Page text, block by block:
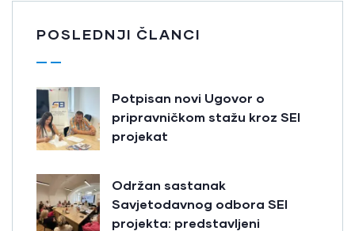
POSLEDNJI ČLANCI
Potpisan novi Ugovor o
pripravničkom stažu kroz SEI
projekat
Održan sastanak
Savjetodavnog odbora SEI
projekta: predstavljeni